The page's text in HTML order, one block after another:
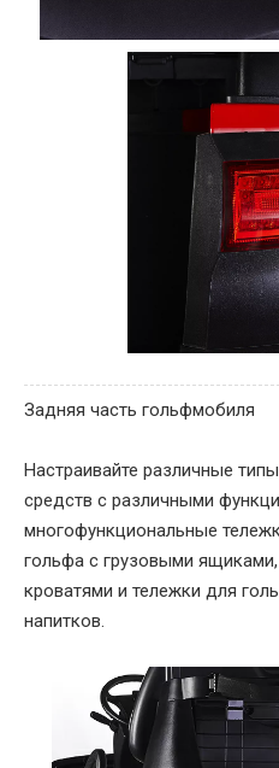
Задняя часть гольфмобиля
Настраивайте различные
средств с различными
многофункциональные
гольфа с грузовыми
кроватями и тележки для
напитков.